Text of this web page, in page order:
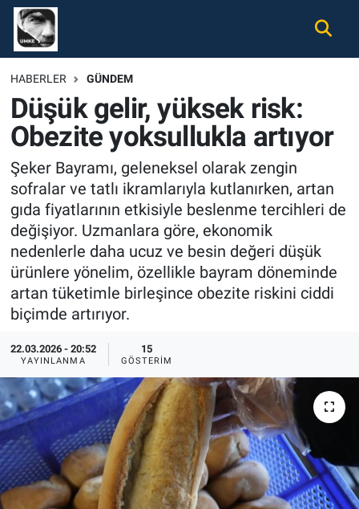
HABERLER GÜNDEM
Düşük gelir, yüksek risk:
Obezite yoksullukla artıyor
Şeker Bayramı, geleneksel olarak zengin
sofralar ve tatlı ikramlarıyla kutlanırken, artan
gıda fiyatlarının etkisiyle beslenme tercihleri de
değişiyor. Uzmanlara göre, ekonomik
nedenlerle daha ucuz ve besin değeri düşük
ürünlere yönelim, özellikle bayram döneminde
artan tüketimle birleşince obezite riskini ciddi
biçimde artırıyor.
22.03.2026 - 20:52
YAYINLANMA
15
GÖSTERIM
Gündem
Ekonomi
Spor
Magazin
Tüm Haberler
İletişim
Künye
Nöbetçi Eczaneler
Hava Durumu
Namaz Vakitleri
Trafik Durumu
Süper Lig Puan Durumu ve Fikstür
Tüm Manşetler
Son Dakika Haberleri
Haber Arşivi